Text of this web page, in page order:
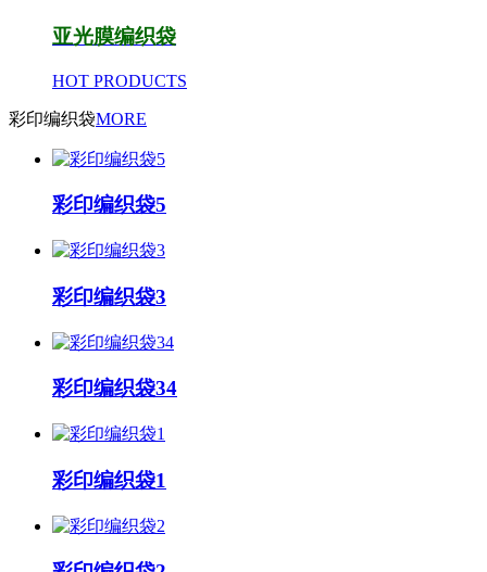
亚光膜编织袋
HOT PRODUCTS
彩印编织袋MORE
彩印编织袋5
彩印编织袋3
彩印编织袋34
彩印编织袋1